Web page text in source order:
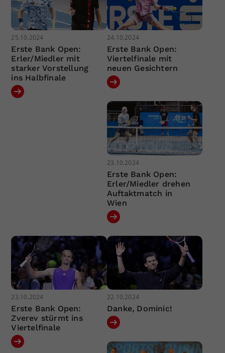
25.10.2024
Erste Bank Open:
Erler/Miedler mit
starker Vorstellung
ins Halbfinale
24.10.2024
Erste Bank Open:
Viertelfinale mit
neuen Gesichtern
23.10.2024
Erste Bank Open:
Erler/Miedler drehen
Auftaktmatch in
Wien
23.10.2024
Erste Bank Open:
Zverev stürmt ins
Viertelfinale
22.10.2024
Danke, Dominic!